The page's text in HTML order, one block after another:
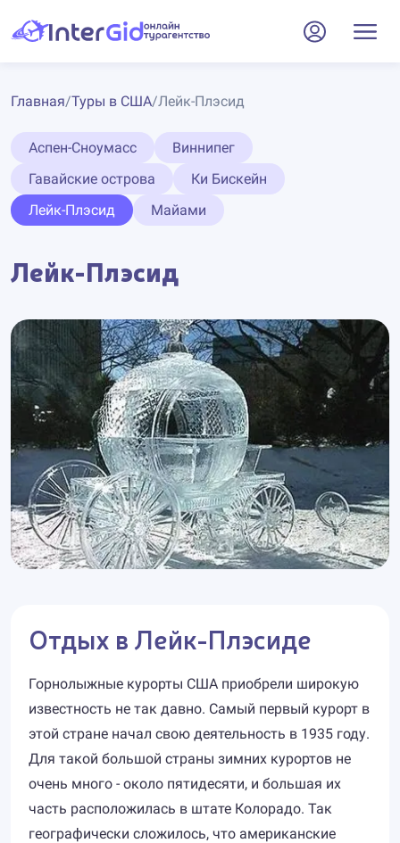
Главная/Туры в США/Лейк-Плэсид
Аспен-Сноумасс
Виннипег
Гавайские острова
Ки Бискейн
Лейк-Плэсид
Майами
Лейк-Плэсид
Отдых в Лейк-Плэсиде
Горнолыжные курорты США приобрели широкую
известность не так давно. Самый первый курорт в
этой стране начал свою деятельность в 1935 году.
Для такой большой страны зимних курортов не
очень много - около пятидесяти, и большая их
часть расположилась в штате Колорадо. Так
географически сложилось, что американские